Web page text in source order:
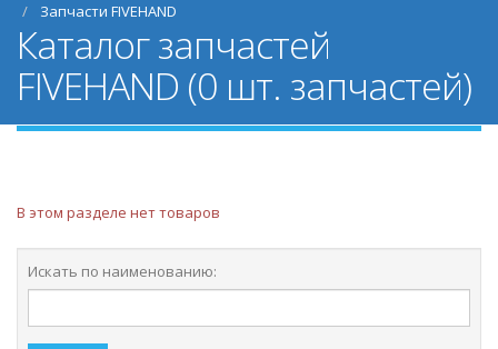
Запчасти FIVEHAND
Каталог запчастей
FIVEHAND (0 шт. запчастей)
В этом разделе нет товаров
Искать по наименованию: